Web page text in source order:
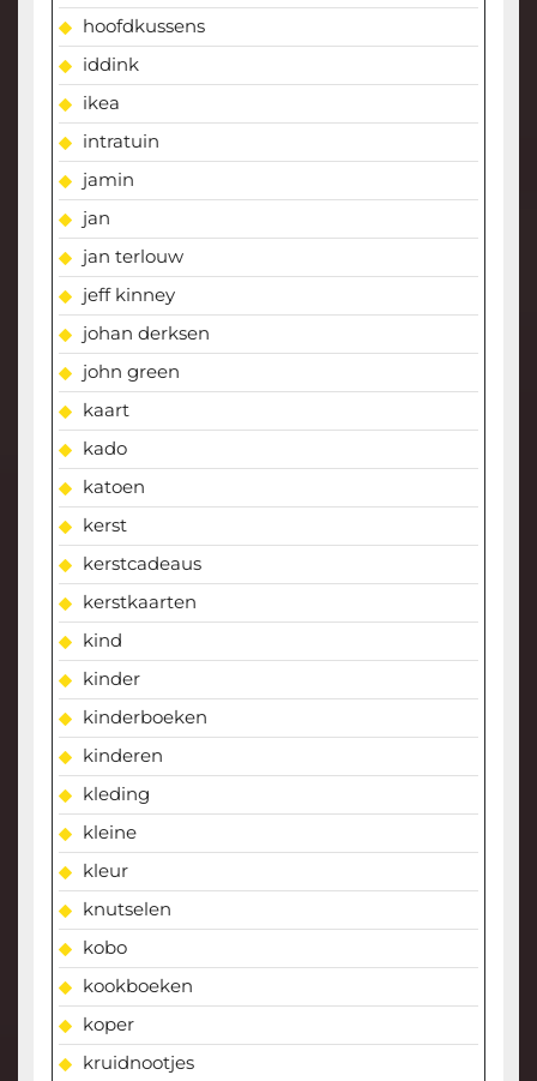
hoofdkussens
iddink
ikea
intratuin
jamin
jan
jan terlouw
jeff kinney
johan derksen
john green
kaart
kado
katoen
kerst
kerstcadeaus
kerstkaarten
kind
kinder
kinderboeken
kinderen
kleding
kleine
kleur
knutselen
kobo
kookboeken
koper
kruidnootjes